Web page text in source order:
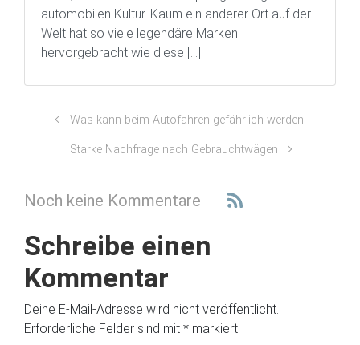
automobilen Kultur. Kaum ein anderer Ort auf der
Welt hat so viele legendäre Marken
hervorgebracht wie diese […]
Was kann beim Autofahren gefährlich werden
Starke Nachfrage nach Gebrauchtwägen
Noch keine Kommentare
Schreibe einen
Kommentar
Deine E-Mail-Adresse wird nicht veröffentlicht.
Erforderliche Felder sind mit * markiert